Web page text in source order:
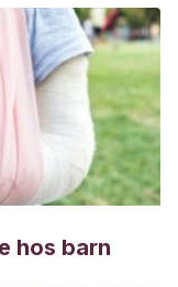
hos barn